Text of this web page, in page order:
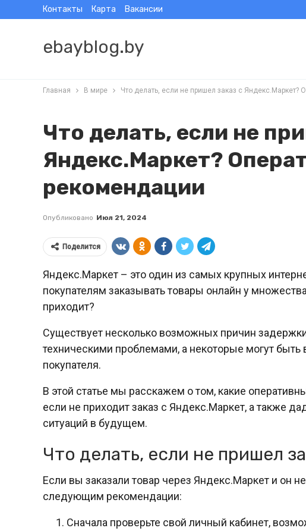
Контакты Карта Вакансии
ebayblog.by
Главная В мире Что делать, если не пришел заказ с Яндекс.Маркет?
Что делать, если не
Яндекс.Маркет?
рекомендации
Опубликовано Июл 21, 2024
Поделится
Яндекс.Маркет – это один из самых крупных
покупателям заказывать товары онлайн у
приходит?
Существует несколько возможных причин
техническими проблемами, а некоторые могут
покупателя.
В этой статье мы расскажем о том, какие
если не приходит заказ с Яндекс.Маркет, а также
ситуаций в будущем.
Что делать, если не пришел
Если вы заказали товар через Яндекс.Маркет и он
следующим рекомендации:
Сначала проверьте свой личный кабинет,